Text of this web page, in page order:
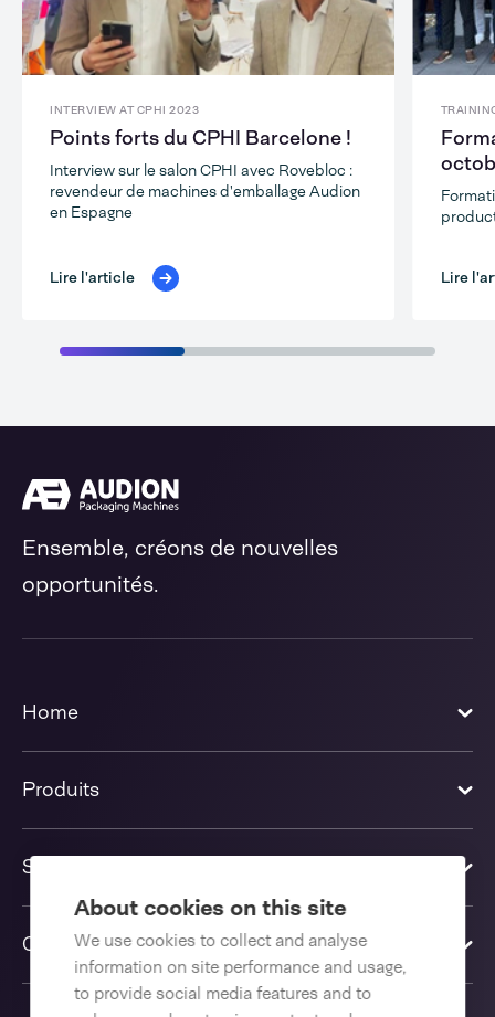
About cookies on this site
We use cookies to collect and analyse
information on site performance and usage,
to provide social media features and to
INTERVIEW AT CPHI 2023
Points forts du CPHI Barcelone !
Interview sur le salon CPHI avec Rovebloc :
revendeur de machines d'emballage Audion
en Espagne
Lire l'article Lire
Ensemble, créons de nouvelles
opportunités.
Home
Produits
Solutions
Contactez-nous